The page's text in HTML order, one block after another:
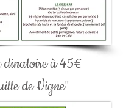
à 45€
de Vigne"